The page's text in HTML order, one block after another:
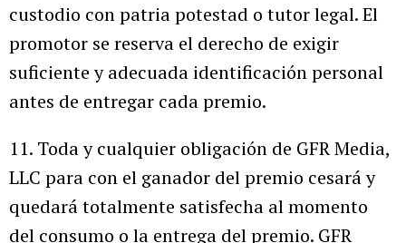
custodio con patria potestad o tutor legal. El
promotor se reserva el derecho de exigir
suficiente y adecuada identificación personal
antes de entregar cada premio.
11. Toda y cualquier obligación de GFR Media,
LLC para con el ganador del premio cesará y
quedará totalmente satisfecha al momento
del consumo o la entrega del premio. GFR